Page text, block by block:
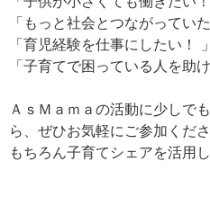
「もっと社会とつながっていた
「育児経験を仕事にしたい！ 」
「子育てで困っている人を助
ＡｓＭａｍａの活動に少しで
ら、ぜひお気軽にご参加くださ
もちろん子育てシェアを活用